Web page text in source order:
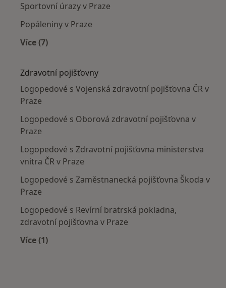
Sportovní úrazy v Praze
Popáleniny v Praze
Více (7)
Zdravotní pojišťovny
Logopedové s Vojenská zdravotní pojišťovna ČR v
Praze
Logopedové s Oborová zdravotní pojišťovna v
Praze
Logopedové s Zdravotní pojišťovna ministerstva
vnitra ČR v Praze
Logopedové s Zaměstnanecká pojišťovna Škoda v
Praze
Logopedové s Revírní bratrská pokladna,
zdravotní pojišťovna v Praze
Více (1)